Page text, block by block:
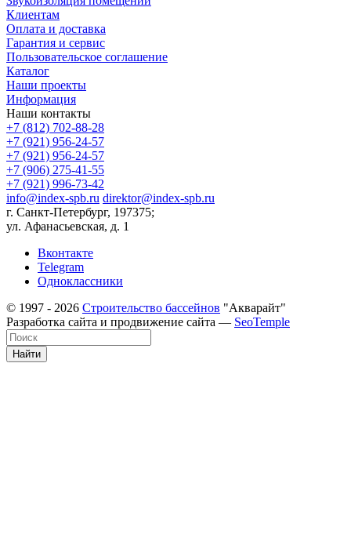
Клиентам
Оплата и доставка
Гарантия и сервис
Пользовательское соглашение
Каталог
Наши проекты
Информация
Наши контакты
+7 (812) 702-88-28
+7 (921) 956-24-57
+7 (921) 956-24-57
+7 (906) 275-41-55
+7 (921) 996-73-42
info@index-spb.ru direktor@index-spb.ru
г. Санкт-Петербург, 197375;
ул. Афанасьевская, д. 1
Вконтакте
Telegram
Одноклассники
© 1997 - 2026 Строительство бассейнов "Акварайт"
Разработка сайта и продвижение сайта — SeoTemple
Найти